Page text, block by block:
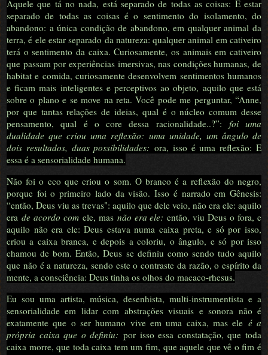
Aquele que tá no nada, está separado de todas as coisas: E estar
separado de todas as coisas é o sentimento do isolamento, do
abandono: a única condição de abandono, em qualquer animal da
terra, é ele estar separado da natureza: qualquer animal em cativeiro
terá o sentimento da caixa. Curiosamente, os animais em cativeiro
que passam por experiências imersivas, nas condições humanas, de
habitat e comida, curiosamente desenvolvem sentimentos humanos
e ficam mais inteligentes e perceptivos ao objeto, aquilo que está
sobre o plano e se move na reta. Você pode me perguntar, “Anne,
por que tantas relações de ideias, qual é o núcleo comum desse
pensamento, qual é o core dessa racionalidade..?”: foi uma
dualidade que criou uma reflexão: uma unidade, um ângulo de
dois resultados, duas possibilidades: ora, isso é uma reflexão: E
essa é a sensorialidade humana.
Não foi o eco que criou o som. O branco é a reflexão do negro,
porque foi o primeiro lado da visão. Isso é narrado em Gênesis:
“então, Deus viu as trevas": aquilo que dele veio, não era ele: aquilo
era de acordo com ele, mas não era ele:então, viu Deus o fora, e
aquilo não era ele: Deus estava numa caixa preta, e só por isso,
criou a caixa branca, e depois a coloriu, o ângulo, e só por isso
chamou de bom. Então, Deus se definiu como sendo tudo aquilo
que não é a natureza, sendo este o contraste da razão, o espírito da
mente, a consciência: Deus tinha os olhos do macaco-rhesus.
Eu sou uma artista, música, desenhista, multi-instrumentista e a
sensorialidade em lidar com abstrações visuais e sonora não é
exatamente que o ser humano vive em uma caixa, mas ele é a
própria caixa que o definiu: por isso essa constatação, que toda
caixa morre, que toda caixa tem um fim, que aquele que vê o fim é